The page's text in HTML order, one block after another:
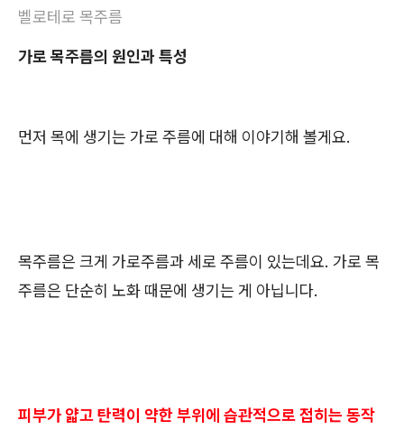
벨로테로 목주름
가로 목주름의 원인과 특성
먼저 목에 생기는 가로 주름에 대해 이야기해 볼게요.
목주름은 크게 가로주름과 세로 주름이 있는데요. 가로 목
주름은 단순히 노화 때문에 생기는 게 아닙니다.
피부가 얇고 탄력이 약한 부위에 습관적으로 접히는 동작